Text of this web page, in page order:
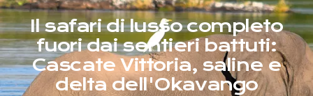
Il safari di lusso completo
fuori dai sentieri battuti:
Cascate Vittoria, saline e
delta dell'Okavango